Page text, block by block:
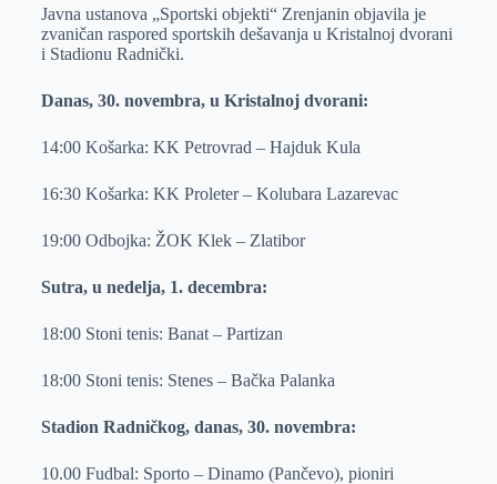
e
r
I
n
s
A
p
a
i
Javna ustanova „Sportski objekti“ Zrenjanin objavila je
zvaničan raspored sportskih dešavanja u Kristalnoj dvorani
i Stadionu Radnički.
Danas, 30. novembra, u Kristalnoj dvorani:
14:00 Košarka: KK Petrovrad – Hajduk Kula
16:30 Košarka: KK Proleter – Kolubara Lazarevac
19:00 Odbojka: ŽOK Klek – Zlatibor
Sutra, u nedelja, 1. decembra:
18:00 Stoni tenis: Banat – Partizan
18:00 Stoni tenis: Stenes – Bačka Palanka
Stadion Radničkog, danas, 30. novembra:
10.00 Fudbal: Sporto – Dinamo (Pančevo), pioniri